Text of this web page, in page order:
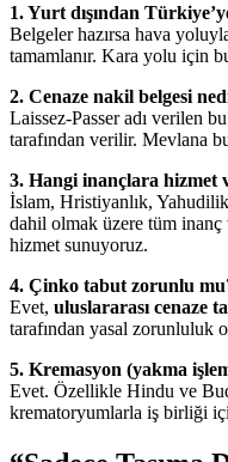
1. Yurt dışından
Belgeler hazırsa hava
tamamlanır. Kara yolu için
2. Cenaze nakil belgesi
Laissez-Passer adı verilen
tarafından verilir. Mevlana
3. Hangi inançlara hizmet
İslam, Hristiyanlık,
dahil olmak üzere tüm inanç
hizmet sunuyoruz.
4. Çinko tabut zorunlu
Evet, uluslararası cenaze
tarafından yasal zorunluluk
5. Kremasyon (yakma
Evet. Özellikle Hindu ve
krematoryumlarla iş birliği